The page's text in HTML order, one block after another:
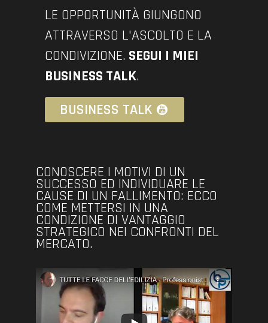
LE OPPORTUNITÀ GIUNGONO
ATTRAVERSO L'ASCOLTO E LA
CONDIVIZIONE. SEGUI I MIEI
BUSINESS TALK.
BUSINESS TALK
CONOSCERE I MOTIVI DI UN
SUCCESSO ED INDIVIDUARE LE
CAUSE DI UN FALLIMENTO: ECCO
COME METTERSI IN UNA
CONDIZIONE DI VANTAGGIO
STRATEGICO NEI CONFRONTI DEL
MERCATO.